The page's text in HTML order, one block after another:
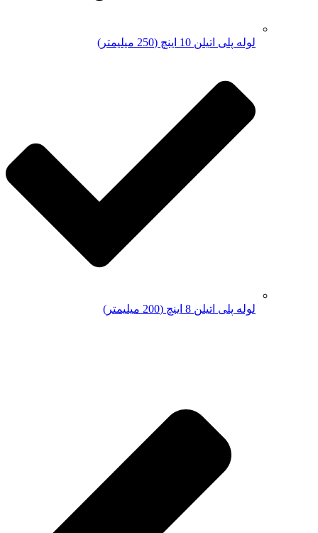
لوله پلی اتیلن 10 اینچ (250 میلیمتر)
لوله پلی اتیلن 8 اینچ (200 میلیمتر)